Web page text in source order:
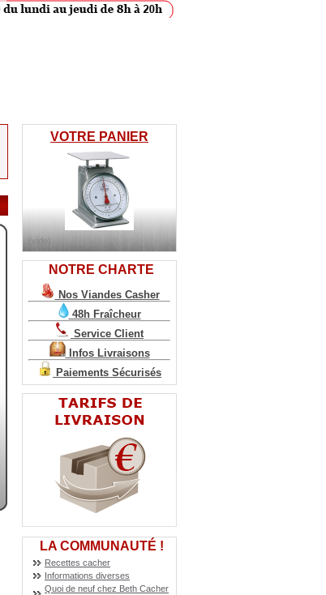
VOTRE PANIER
(vide)
NOTRE CHARTE
Nos Viandes Casher
48h Fraîcheur
Service Client
Infos Livraisons
Paiements Sécurisés
LA COMMUNAUTÉ !
Recettes cacher
Informations diverses
Quoi de neuf chez Beth Cacher